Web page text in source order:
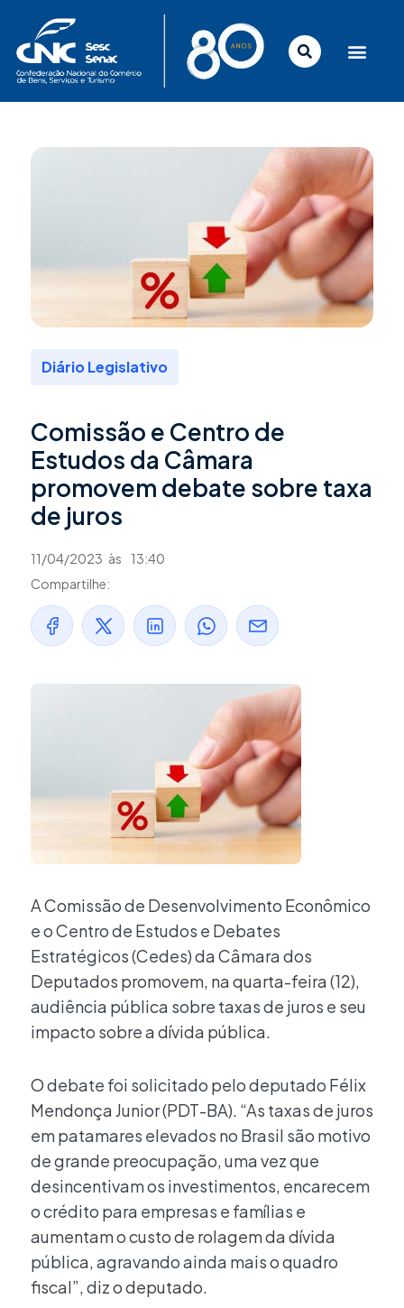
conteúdo
Diário Legislativo
Comissão e Centro de
Estudos da Câmara
promovem debate sobre taxa
de juros
11/04/2023 às
13:40
Compartilhe:
A Comissão de Desenvolvimento Econômico
e o Centro de Estudos e Debates
Estratégicos (Cedes) da Câmara dos
Deputados promovem, na quarta-feira (12),
audiência pública sobre taxas de juros e seu
impacto sobre a dívida pública.
O debate foi solicitado pelo deputado Félix
Mendonça Junior (PDT-BA). “As taxas de juros
em patamares elevados no Brasil são motivo
de grande preocupação, uma vez que
desincentivam os investimentos, encarecem
o crédito para empresas e famílias e
aumentam o custo de rolagem da dívida
pública, agravando ainda mais o quadro
fiscal”, diz o deputado.